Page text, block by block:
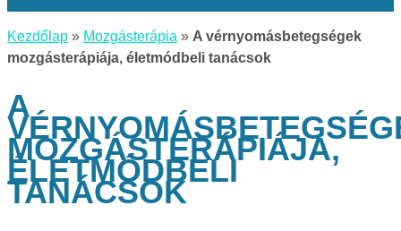
Kezdőlap » Mozgásterápia » A vérnyomásbetegségek
mozgásterápiája, életmódbeli tanácsok
A
MOZGÁSTERÁPIÁJA,
ÉLETMÓDBELI
TANÁCSOK